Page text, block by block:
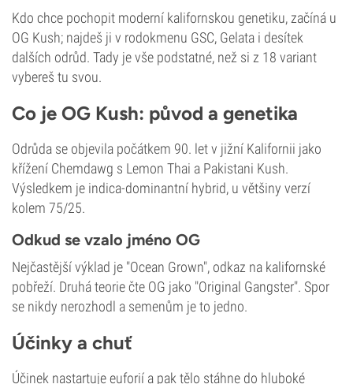
Kdo chce pochopit moderní kalifornskou genetiku, začíná u
OG Kush; najdeš ji v rodokmenu GSC, Gelata i desítek
dalších odrůd. Tady je vše podstatné, než si z 18 variant
vybereš tu svou.
Co je OG Kush: původ a genetika
Odrůda se objevila počátkem 90. let v jižní Kalifornii jako
křížení Chemdawg s Lemon Thai a Pakistani Kush.
Výsledkem je indica-dominantní hybrid, u většiny verzí
kolem 75/25.
Odkud se vzalo jméno OG
Nejčastější výklad je "Ocean Grown", odkaz na kalifornské
pobřeží. Druhá teorie čte OG jako "Original Gangster". Spor
se nikdy nerozhodl a semenům je to jedno.
Účinky a chuť
Účinek nastartuje euforií a pak tělo stáhne do hluboké